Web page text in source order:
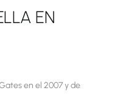
EN
en el 2007 y de